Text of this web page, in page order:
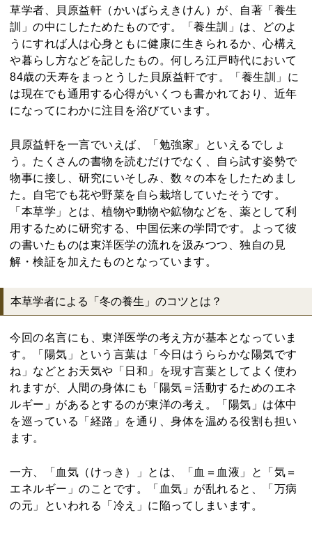
草学者、貝原益軒（かいばらえきけん）が、自著「養生
訓」の中にしたためたものです。「養生訓」は、どのよ
うにすれば人は心身ともに健康に生きられるか、心構え
や暮らし方などを記したもの。何しろ江戸時代において
84歳の天寿をまっとうした貝原益軒です。「養生訓」に
は現在でも通用する心得がいくつも書かれており、近年
になってにわかに注目を浴びています。
貝原益軒を一言でいえば、「勉強家」といえるでしょ
う。たくさんの書物を読むだけでなく、自ら試す姿勢で
物事に接し、研究にいそしみ、数々の本をしたためまし
た。自宅でも花や野菜を自ら栽培していたそうです。
「本草学」とは、植物や動物や鉱物などを、薬として利
用するために研究する、中国伝来の学問です。よって彼
の書いたものは東洋医学の流れを汲みつつ、独自の見
解・検証を加えたものとなっています。
本草学者による「冬の養生」のコツとは？
今回の名言にも、東洋医学の考え方が基本となっていま
す。「陽気」という言葉は「今日はうららかな陽気です
ね」などとお天気や「日和」を現す言葉としてよく使わ
れますが、人間の身体にも「陽気＝活動するためのエネ
ルギー」があるとするのが東洋の考え。「陽気」は体中
を巡っている「経路」を通り、身体を温める役割も担い
ます。
一方、「血気（けっき）」とは、「血＝血液」と「気＝
エネルギー」のことです。「血気」が乱れると、「万病
の元」といわれる「冷え」に陥ってしまいます。